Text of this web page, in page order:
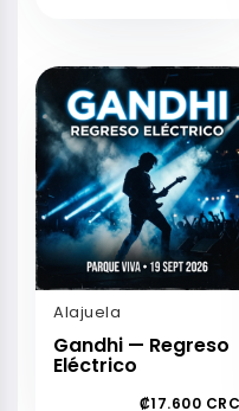
Alajuela
Gandhi — Regreso
Eléctrico
₡17.600 CRC